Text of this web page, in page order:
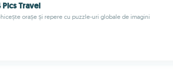
Pics Travel
orașe și repere cu puzzle-uri globale de imagini